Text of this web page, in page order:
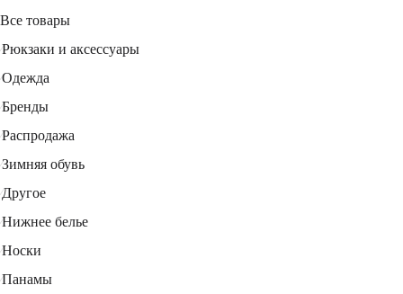
Все товары
⁄Рюкзаки и аксессуары
⁄Одежда
⁄Бренды
⁄Распродажа
⁄Зимняя обувь
⁄Другое
⁄Нижнее белье
⁄Носки
⁄Панамы